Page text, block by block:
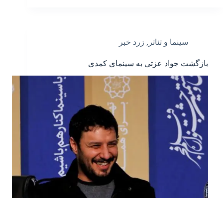
سینما و تئاتر , زرد خبر
بازگشت جواد عزتی به سینمای کمدی